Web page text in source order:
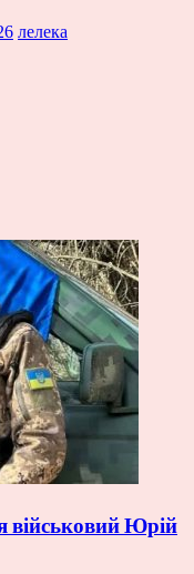
лелека
військовий Юрій